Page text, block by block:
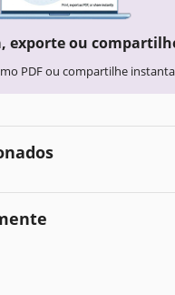
exporte ou
PDF ou compartilhe